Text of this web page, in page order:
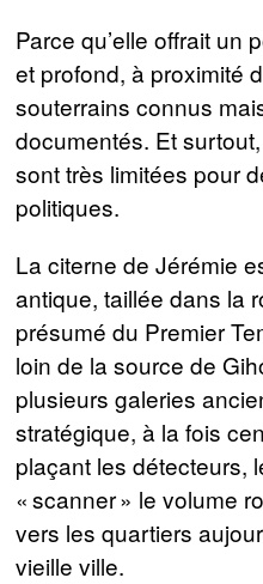
Parce qu’elle offrait un
et profond, à proximité
souterrains connus
documentés. Et
sont très limitées pour
politiques.
La citerne de Jérémie
antique, taillée dans la
présumé du Premier
loin de la source de
plusieurs galeries
stratégique, à la fois
plaçant les détecteurs,
« scanner » le volume
vers les quartiers
vieille ville.